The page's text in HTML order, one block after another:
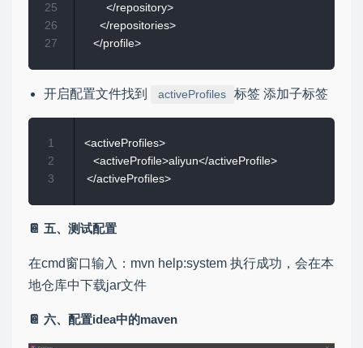
</repository>
</repositories>
25
26
27
开启配置文件找到 activeProfiles 标签 添加子标签
<activeProfiles>
<activeProfile>aliyun</activeProfile>
1
2
3
五、测试配置
在cmd窗口输入：mvn help:system 执行成功，会在本
地仓库中下载jar文件
六、配置idea中的maven